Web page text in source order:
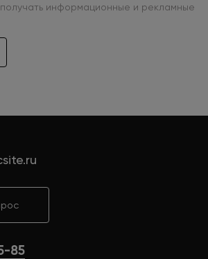
получать информационные и рекламные
85